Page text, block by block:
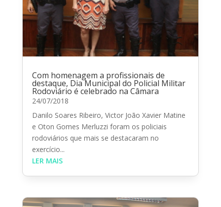
Com homenagem a profissionais de
destaque, Dia Municipal do Policial Militar
Rodoviário é celebrado na Câmara
24/07/2018
Danilo Soares Ribeiro, Victor João Xavier Matine
e Oton Gomes Merluzzi foram os policiais
rodoviários que mais se destacaram no
exercício...
LER MAIS